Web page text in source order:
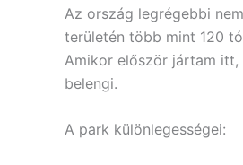
Az ország legrégebbi
területén több mint 120
Amikor először jártam
belengi.
A park különlegességei: